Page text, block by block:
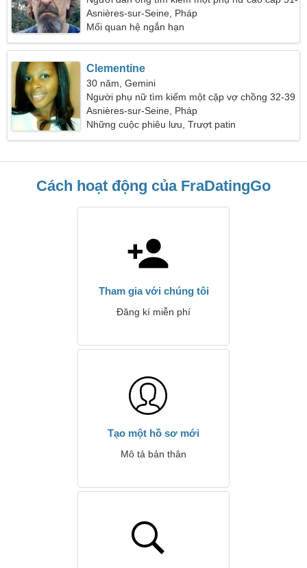
56
Asnières-sur-Seine, Pháp
Mối quan hệ ngắn hạn
Clementine
30 năm, Gemini
Người phụ nữ tìm kiếm một cặp vợ chồng 32-39
Asnières-sur-Seine, Pháp
Những cuộc phiêu lưu, Trượt patin
Cách hoạt động của FraDatingGo
Tham gia với chúng tôi
Đăng kí miễn phí
Tạo một hồ sơ mới
Mô tả bản thân